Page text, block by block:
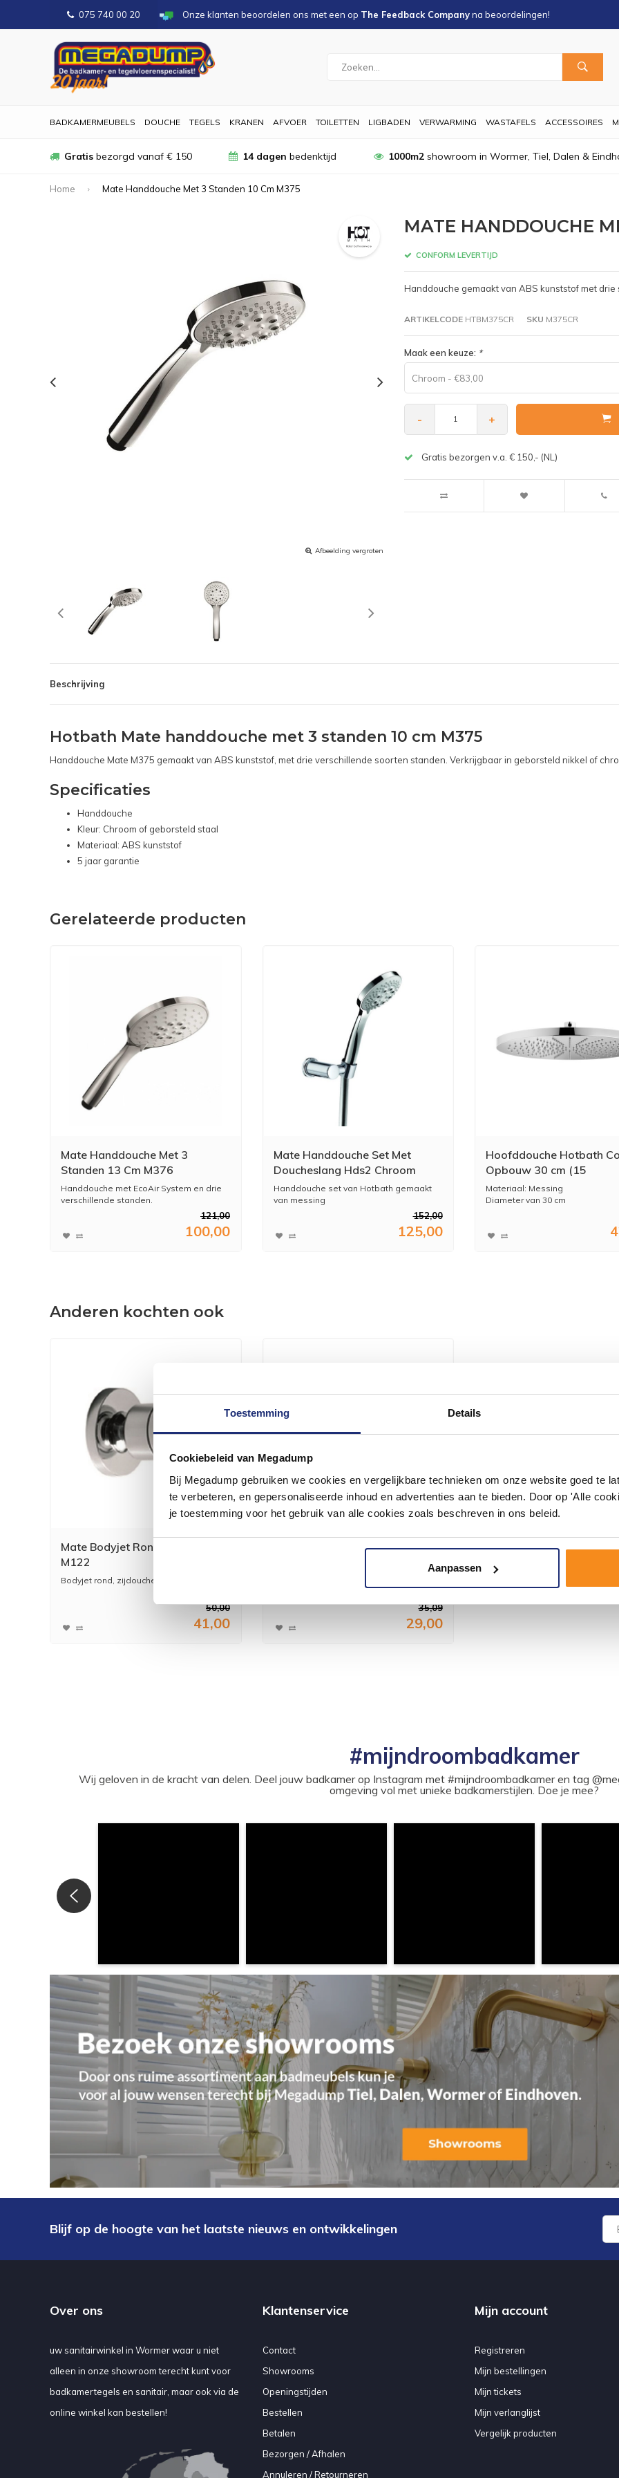
Toestemming Details
Cookiebeleid van Megadump
Bij Megadump gebruiken we cookies en vergelijkbare technieken om onze website goed te
te verbeteren, en gepersonaliseerde inhoud en advertenties aan te bieden. Door op 'Alle
je toestemming voor het gebruik van alle cookies zoals beschreven in ons beleid.
Aanpassen
075 740 00 20 Onze klanten beoordelen ons met een op The Feedback Companyna beoordelingen!
BADKAMERMEUBELS DOUCHE TEGELS KRANEN AFVOER TOILETTEN LIGBADEN VERWARMING WASTAFELS ACCESSOIRES
Gratis bezorgd vanaf € 150 14 dagen bedenktijd 1000m2showroom in Wormer, Tiel, Dalen &
Home Mate Handdouche Met 3 Standen 10 Cm M375
Afbeelding vergroten
MATE HANDDOUCHE
CONFORM LEVERTIJD
Handdouche gemaakt van ABS kunststof met drie
ARTIKELCODEHTBM375CR SKU M375CR
Maak een keuze: *
Chroom - €83,00
- +
Gratis bezorgen v.a. € 150,- (NL)
Beschrijving
Hotbath Mate handdouche met 3 standen 10 cm M375
Handdouche Mate M375 gemaakt van ABS kunststof, met drie verschillende soorten standen. Verkrijgbaar in geborsteld nikkel of
Specificaties
Handdouche
Kleur: Chroom of geborsteld staal
Materiaal: ABS kunststof
5 jaar garantie
Gerelateerde producten
Mate Handdouche Met 3
Standen 13 Cm M376
Handdouche met EcoAir System en drie
verschillende standen.
121,00
100,00
Mate Handdouche Set Met
Doucheslang Hds2 Chroom
Handdouche set van Hotbath gemaakt
van messing
152,00
125,00
Hoofddouche Hotbath
Opbouw 30 cm (15
Verschillende Kleuren)
Materiaal: Messing
Diameter van 30 cm
Anderen kochten ook
Mate Bodyjet Rond Kantelbaar
M122
Bodyjet rond, zijdouche van Hotbath
50,00
41,00
Mate Wanduitlaat M516
35,09
29,00
#mijndroombadkamer
Wij geloven in de kracht van delen. Deel jouw badkamer op Instagram met #mijndroombadkamer en tag
omgeving vol met unieke badkamerstijlen. Doe je mee?
Blijf op de hoogte van het laatste nieuws en ontwikkelingen
Over ons
uw sanitairwinkel in Wormer waar u niet
alleen in onze showroom terecht kunt voor
badkamertegels en sanitair, maar ook via de
online winkel kan bestellen!
Klantenservice
Contact
Showrooms
Openingstijden
Bestellen
Betalen
Bezorgen / Afhalen
Annuleren / Retourneren
Mijn account
Registreren
Mijn bestellingen
Mijn tickets
Mijn verlanglijst
Vergelijk producten